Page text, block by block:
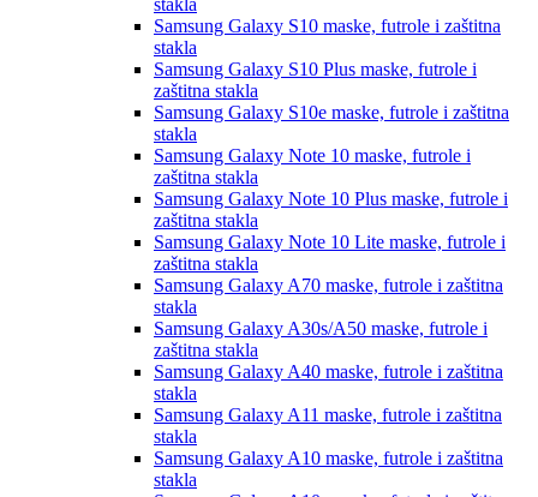
stakla
Samsung Galaxy S10 maske, futrole i zaštitna
stakla
Samsung Galaxy S10 Plus maske, futrole i
zaštitna stakla
Samsung Galaxy S10e maske, futrole i zaštitna
stakla
Samsung Galaxy Note 10 maske, futrole i
zaštitna stakla
Samsung Galaxy Note 10 Plus maske, futrole i
zaštitna stakla
Samsung Galaxy Note 10 Lite maske, futrole i
zaštitna stakla
Samsung Galaxy A70 maske, futrole i zaštitna
stakla
Samsung Galaxy A30s/A50 maske, futrole i
zaštitna stakla
Samsung Galaxy A40 maske, futrole i zaštitna
stakla
Samsung Galaxy A11 maske, futrole i zaštitna
stakla
Samsung Galaxy A10 maske, futrole i zaštitna
stakla